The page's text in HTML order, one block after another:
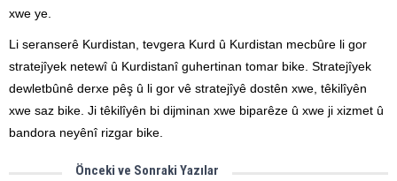
xwe ye.
Li seranserê Kurdistan, tevgera Kurd û Kurdistan mecbûre li gor
stratejîyek netewî û Kurdistanî guhertinan tomar bike. Stratejîyek
dewletbûnê derxe pêş û li gor vê stratejîyê dostên xwe, têkilîyên
xwe saz bike. Ji têkilîyên bi dijminan xwe biparêze û xwe ji xizmet û
bandora neyênî rizgar bike.
Önceki ve Sonraki Yazılar